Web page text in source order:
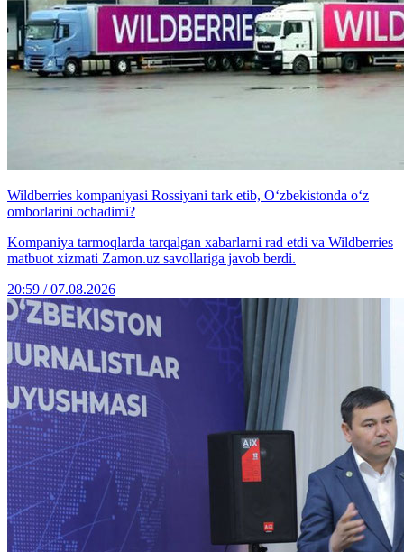
Wildberries kompaniyasi Rossiyani tark etib, O‘zbekistonda o‘z
omborlarini ochadimi?
Kompaniya tarmoqlarda tarqalgan xabarlarni rad etdi va Wildberries
matbuot xizmati Zamon.uz savollariga javob berdi.
20:59 / 07.08.2026